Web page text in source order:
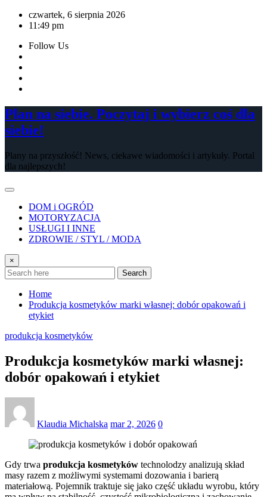
Skip
czwartek, 6 sierpnia 2026
11:49 pm
Follow Us
Plan na siebie. Poczytaj i wybierz coś dla
siebie!
Plany na przyszłość! News, ciekawe wiadomości i artykuły. Portal
dla najlepszych!
DOM i OGRÓD
MOTORYZACJA
USŁUGI I INNE
ZDROWIE / STYL / MODA
×
Search
Home
Produkcja kosmetyków marki własnej: dobór opakowań i
etykiet
produkcja kosmetyków
Produkcja kosmetyków marki własnej:
dobór opakowań i etykiet
Klaudia Michalska mar 2, 2026 0
Gdy trwa produkcja kosmetyków technolodzy analizują skład
masy razem z możliwymi systemami dozowania i barierą
materiałową. Pojemnik traktuje się jako część układu wyrobu, który